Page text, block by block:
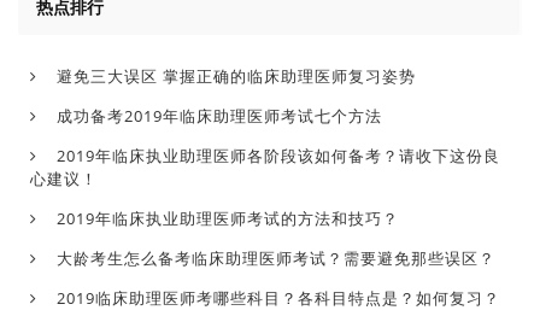
热点排行
避免三大误区 掌握正确的临床助理医师复习姿势
成功备考2019年临床助理医师考试七个方法
2019年临床执业助理医师各阶段该如何备考？请收下这份良
心建议！
2019年临床执业助理医师考试的方法和技巧？
大龄考生怎么备考临床助理医师考试？需要避免那些误区？
2019临床助理医师考哪些科目？各科目特点是？如何复习？